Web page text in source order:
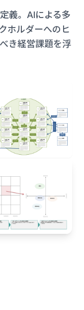
義。AIによる多
ホルダーへのヒ
き経営課題を浮